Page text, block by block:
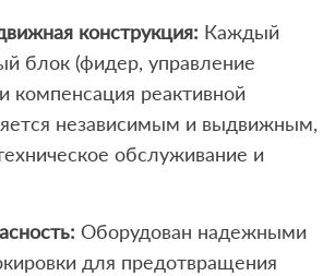
конструкция: Каждый
блок (фидер, управление
компенсация реактивной
независимым и выдвижным,
обслуживание и
Оборудован надежными
для предотвращения